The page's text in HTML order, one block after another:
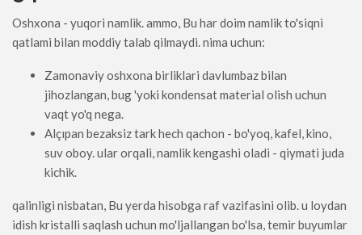
Oshxona - yuqori namlik. ammo, Bu har doim namlik to'siqni
qatlami bilan moddiy talab qilmaydi. nima uchun:
Zamonaviy oshxona birliklari davlumbaz bilan
jihozlangan, bug 'yoki kondensat material olish uchun
vaqt yo'q nega.
Alçıpan bezaksiz tark hech qachon - bo'yoq, kafel, kino,
suv oboy. ular orqali, namlik kengashi oladi - qiymati juda
kichik.
qalinligi nisbatan, Bu yerda hisobga raf vazifasini olib. u loydan
idish kristalli saqlash uchun mo'ljallangan bo'lsa, temir buyumlar